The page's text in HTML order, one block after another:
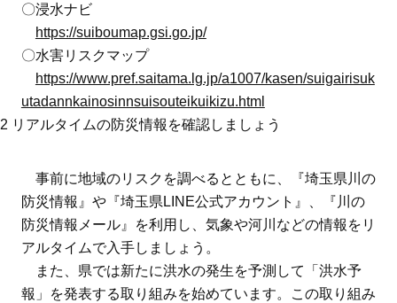
〇浸水ナビ
https://suiboumap.gsi.go.jp/
〇水害リスクマップ
https://www.pref.saitama.lg.jp/a1007/kasen/suigairisuk
utadannkainosinnsuisouteikuikizu.html
2 リアルタイムの防災情報を確認しましょう
事前に地域のリスクを調べるとともに、『埼玉県川の
防災情報』や『埼玉県LINE公式アカウント』、『川の
防災情報メール』を利用し、気象や河川などの情報をリ
アルタイムで入手しましょう。
また、県では新たに洪水の発生を予測して「洪水予
報」を発表する取り組みを始めています。この取り組み